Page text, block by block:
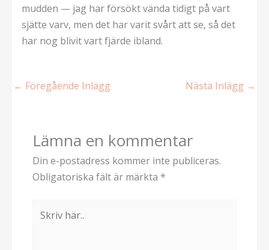
mudden — jag har försökt vända tidigt på vart
sjätte varv, men det har varit svårt att se, så det
har nog blivit vart fjärde ibland.
← Föregående Inlägg Nästa Inlägg →
Lämna en kommentar
Din e-postadress kommer inte publiceras.
Obligatoriska fält är märkta *
här..